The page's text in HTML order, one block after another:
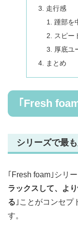
走行感
踵部を
スピー
厚底ユ
まとめ
｢Fresh
シリーズで最
｢Fresh foam｣シリ
ラックスして、よ
る ｣ことがコンセプ
す。